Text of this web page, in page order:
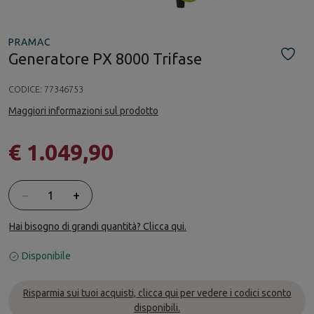
PRAMAC
Generatore PX 8000 Trifase
CODICE: 77346753
Maggiori informazioni sul prodotto
€ 1.049,90
Quantità
− +
Hai bisogno di grandi quantità? Clicca qui.
Disponibile
Risparmia sui tuoi acquisti, clicca qui per vedere i codici sconto
disponibili.